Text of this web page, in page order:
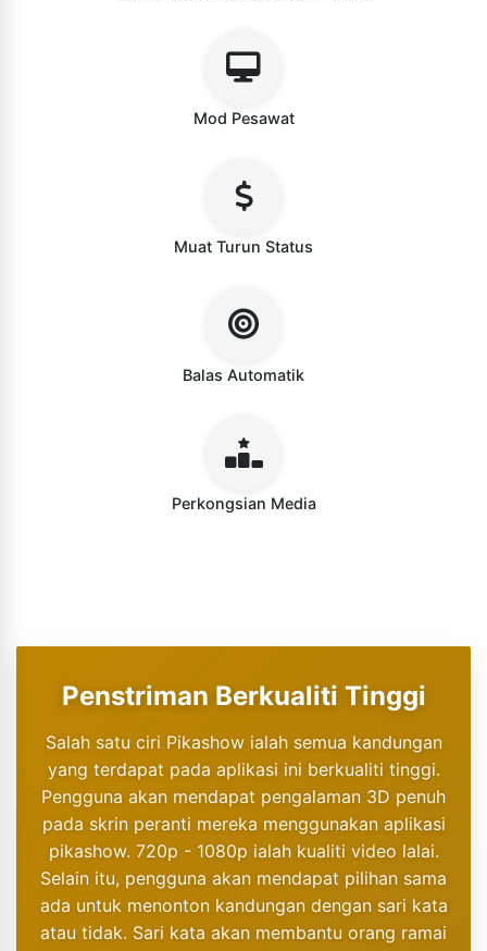
Mod Pesawat
Muat Turun Status
Balas Automatik
Perkongsian Media
Penstriman Berkualiti Tinggi
Salah satu ciri Pikashow ialah semua kandungan
yang terdapat pada aplikasi ini berkualiti tinggi.
Pengguna akan mendapat pengalaman 3D penuh
pada skrin peranti mereka menggunakan aplikasi
pikashow. 720p - 1080p ialah kualiti video lalai.
Selain itu, pengguna akan mendapat pilihan sama
ada untuk menonton kandungan dengan sari kata
atau tidak. Sari kata akan membantu orang ramai